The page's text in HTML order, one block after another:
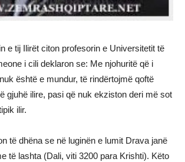
e tij Ilirët citon profesorin e Universitetit të
i cili deklaron se: Me njohuritë që i
është e mundur, të rindërtojmë qoftë
gjuhë ilire, pasi që nuk ekziston deri më sot
ilir.
të dhëna se në luginën e lumit Drava janë
të lashta (Dali, viti 3200 para Krishti). Këto